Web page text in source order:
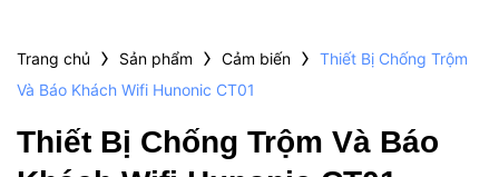
Trang chủ › Sản phẩm › Cảm biến › Thiết Bị Chống Trộm
Và Báo Khách Wifi Hunonic CT01
Thiết Bị Chống Trộm Và Báo